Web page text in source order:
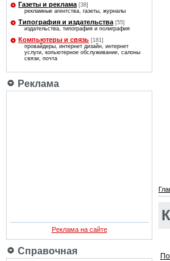
Газеты и реклама [38]
рекламные агентства, газеты, журналы
Типография и издательства [55]
издательства, типография и полиграфия
Компьютеры и связь [181]
провайдеры, интернет дизайн, интернет
услуги, копьютерное обслуживание, салоны
связи, почта
Реклама
Реклама на сайте
Справочная